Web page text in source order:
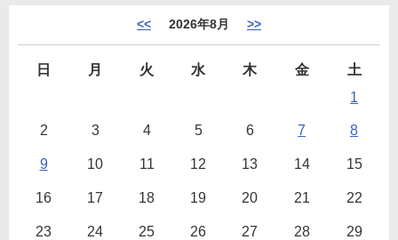
<< 2026年8月 >>
日 月 火 水 木 金
土
1
2 3 4 5 6 7 8
9 10 11 12 13 14 15
16 17 18 19 20 21 22
23 24 25 26 27 28 29